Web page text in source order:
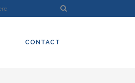
CONTACT